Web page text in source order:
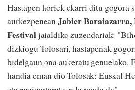
Hastapen horiek ekarri ditu gogora
aurkezpeneanJabier
Festivaljaialdiko zuzendariak:
dizkiogu Tolosari, hastapenak
bidelgaun ona aukeratu genuelako.
handia eman dio Tolosak: Euskal